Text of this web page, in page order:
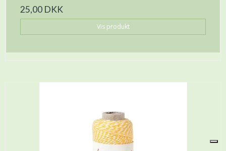
25,00 DKK
Vis produkt